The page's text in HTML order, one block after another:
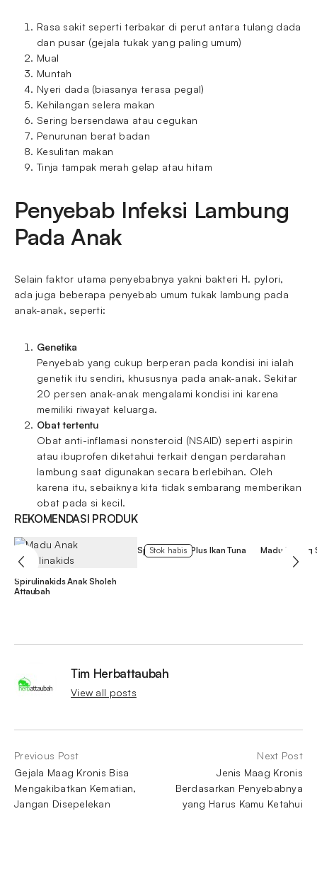
Rasa sakit seperti terbakar di perut antara tulang dada
dan pusar (gejala tukak yang paling umum)
Mual
Muntah
Nyeri dada (biasanya terasa pegal)
Kehilangan selera makan
Sering bersendawa atau cegukan
Penurunan berat badan
Kesulitan makan
Tinja tampak merah gelap atau hitam
Penyebab Infeksi Lambung
Pada Anak
Selain faktor utama penyebabnya yakni bakteri H. pylori,
ada juga beberapa penyebab umum tukak lambung pada
anak-anak, seperti:
Genetika
Penyebab yang cukup berperan pada kondisi ini ialah
genetik itu sendiri, khususnya pada anak-anak. Sekitar
20 persen anak-anak mengalami kondisi ini karena
memiliki riwayat keluarga.
Obat tertentu
Obat anti-inflamasi nonsteroid (NSAID) seperti aspirin
atau ibuprofen diketahui terkait dengan perdarahan
lambung saat digunakan secara berlebihan. Oleh
karena itu, sebaiknya kita tidak sembarang memberikan
obat pada si kecil.
REKOMENDASI PRODUK
Spirulinakids Anak Sholeh
Attaubah
Stok habis
Spirulinakids Plus Ikan Tuna Madu Kuning
Tim Herbattaubah
View all posts
Previous Post
Gejala Maag Kronis Bisa
Mengakibatkan Kematian,
Jangan Disepelekan
Next Post
Jenis Maag Kronis
Berdasarkan Penyebabnya
yang Harus Kamu Ketahui